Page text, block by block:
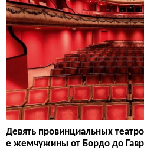
Девять провинциальных
е жемчужины от Бордо до